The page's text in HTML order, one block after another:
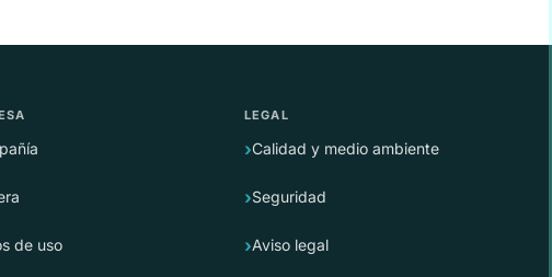
de uso
LEGAL
Calidad y medio ambiente
Seguridad
Aviso legal